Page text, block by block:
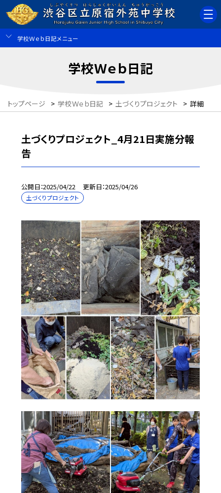
学校Ｗｅｂ日記メニュー
学校Ｗｅｂ日記
トップページ > 学校Ｗｅｂ日記 > 土づくりプロジェクト > 詳細
土づくりプロジェクト_4月21日実施分報
告
公開日 2025/04/22 更新日 2025/04/26
土づくりプロジェクト